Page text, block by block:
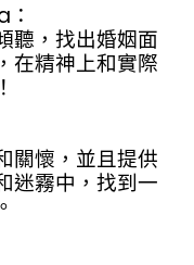
聽，找出婚姻面
在精神上和實際
關懷，並且提供
迷霧中，找到一